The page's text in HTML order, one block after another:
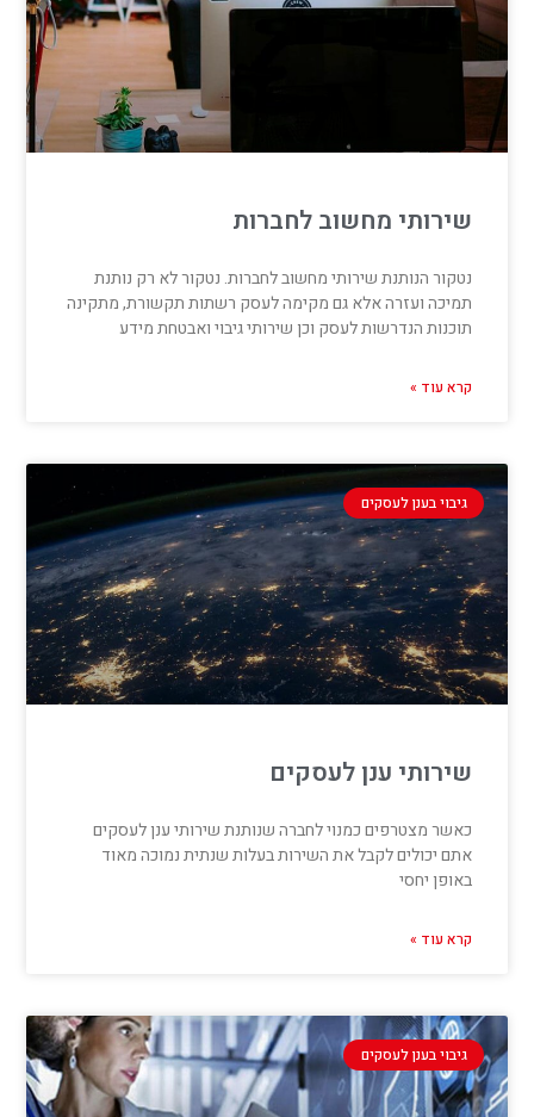
שירותי מחשוב לחברות
נטקור הנותנת שירותי מחשוב לחברות. נטקור לא רק נותנת
תמיכה ועזרה אלא גם מקימה לעסק רשתות תקשורת, מתקינה
תוכנות הנדרשות לעסק וכן שירותי גיבוי ואבטחת מידע
קרא עוד »
גיבוי בענן לעסקים
שירותי ענן לעסקים
כאשר מצטרפים כמנוי לחברה שנותנת שירותי ענן לעסקים
אתם יכולים לקבל את השירות בעלות שנתית נמוכה מאוד
באופן יחסי
קרא עוד »
גיבוי בענן לעסקים